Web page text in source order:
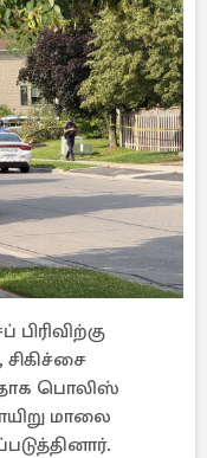
பொலிஸ்
மாலை